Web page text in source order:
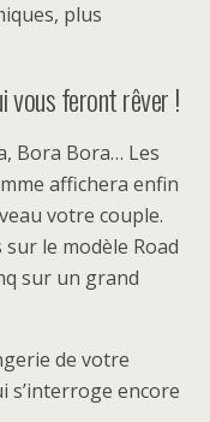
plus
vous feront rêver !
Bora Bora… Les
affichera enfin
votre couple.
le modèle Road
sur un grand
de votre
s’interroge encore